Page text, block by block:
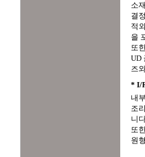
소
결
적
을
또
UD
즈
* I/
내
조
니
또
원